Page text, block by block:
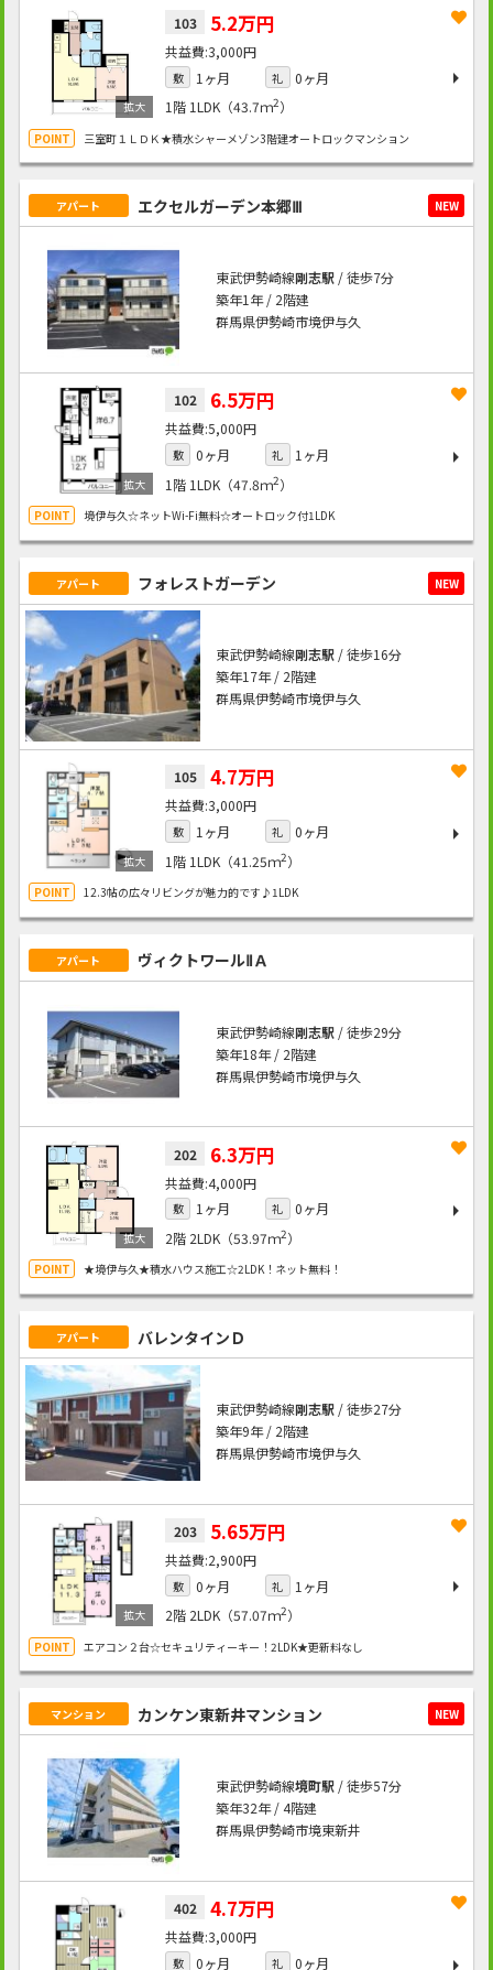
103 5.2万円
3,000円
敷 1ヶ月 礼
0ヶ月
1階 1LDK（43.7ｍ2）
三室町１ＬＤＫ★積水シャーメゾン3階建オートロックマンション
アパート エクセルガーデン本郷Ⅲ NEW
東武伊勢崎線剛志駅/ 徒歩7分
築年1年 / 2階建
群馬県伊勢崎市境伊与久
102 6.5万円
5,000円
敷 0ヶ月 礼
1ヶ月
1階 1LDK（47.8ｍ2）
境伊与久☆ネットWi-Fi無料☆オートロック付1LDK
アパート フォレストガーデン NEW
東武伊勢崎線剛志駅/ 徒歩16分
築年17年 / 2階建
群馬県伊勢崎市境伊与久
105 4.7万円
3,000円
敷 1ヶ月 礼
0ヶ月
1階 1LDK（41.25ｍ2）
12.3帖の広々リビングが魅力的です♪1LDK
アパート ヴィクトワールⅡＡ
東武伊勢崎線剛志駅/ 徒歩29分
築年18年 / 2階建
群馬県伊勢崎市境伊与久
202 6.3万円
4,000円
敷 1ヶ月 礼
0ヶ月
2階 2LDK（53.97ｍ2）
★境伊与久★積水ハウス施工☆2LDK！ネット無料！
アパート バレンタインＤ
東武伊勢崎線剛志駅/ 徒歩27分
築年9年 / 2階建
群馬県伊勢崎市境伊与久
203 5.65万円
2,900円
敷 0ヶ月 礼
1ヶ月
2階 2LDK（57.07ｍ2）
エアコン２台☆セキュリティーキー！2LDK★更新料なし
マンション カンケン東新井マンション NEW
東武伊勢崎線境町駅/ 徒歩57分
築年32年 / 4階建
群馬県伊勢崎市境東新井
402 4.7万円
3,000円
敷 0ヶ月 礼 0ヶ月